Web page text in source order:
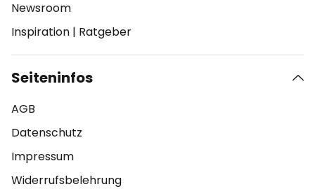
Newsroom
Inspiration | Ratgeber
Seiteninfos
AGB
Datenschutz
Impressum
Widerrufsbelehrung